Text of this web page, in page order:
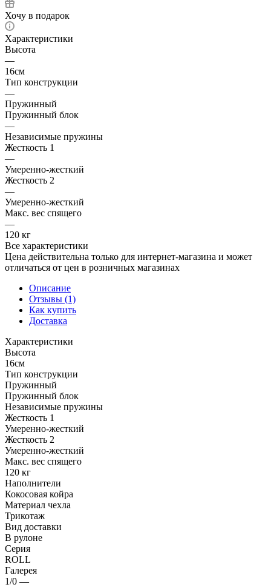
Хочу в подарок
Характеристики
Высота
—
16см
Тип конструкции
—
Пружинный
Пружинный блок
—
Независимые пружины
Жесткость 1
—
Умеренно-жесткий
Жесткость 2
—
Умеренно-жесткий
Макс. вес спящего
—
120 кг
Все характеристики
Цена действительна только для интернет-магазина и может
отличаться от цен в розничных магазинах
Описание
Отзывы (1)
Как купить
Доставка
Характеристики
Высота
16см
Тип конструкции
Пружинный
Пружинный блок
Независимые пружины
Жесткость 1
Умеренно-жесткий
Жесткость 2
Умеренно-жесткий
Макс. вес спящего
120 кг
Наполнители
Кокосовая койра
Материал чехла
Трикотаж
Вид доставки
В рулоне
Серия
ROLL
Галерея
1/0 —